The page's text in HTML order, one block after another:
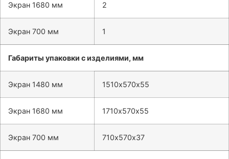
Экран 1680 мм 2
Экран 700 мм 1
Габариты упаковки с изделиями, мм
Экран 1480 мм 1510х570х55
Экран 1680 мм 1710х570х55
Экран 700 мм 710х570х37